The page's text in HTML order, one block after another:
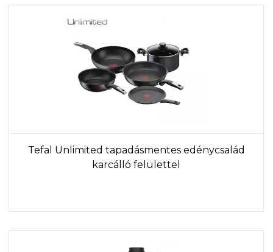
Tefal Unlimited tapadásmentes edénycsalád
karcálló felülettel